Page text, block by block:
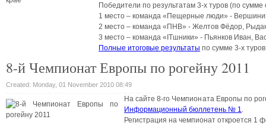
Победители по результатам 3-х туров (по сумме
1 место – команда «Пещерные люди» -
2 место – команда «ПНВ» - Желтов Фёдор,
3 место – команда «ITшники» - Пьянков Иван,
Полные итоговые результаты по сумме 3-х
8-й Чемпионат Европы по рогейну 2011
Created: Monday, 01 November 2010 08:49
На сайте 8-го Чемпионата Европы по
Информационный бюллетень № 1
Регистрация на чемпионат откроется 1